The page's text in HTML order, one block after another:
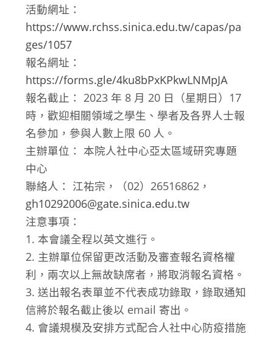
活動網址：
https://www.rchss.sinica.edu.tw/capas/pa
ges/1057
報名網址：
https://forms.gle/4ku8bPxKPkwLNMpJA
報名截止： 2023 年 8 月 20 日（星期日）17
時，歡迎相關領域之學生、學者及各界人士報
名參加，參與人數上限 60 人。
主辦單位： 本院人社中心亞太區域研究專題
中心
聯絡人： 江祐宗，（02）26516862，
gh10292006@gate.sinica.edu.tw
注意事項：
1. 本會議全程以英文進行。
2. 主辦單位保留更改活動及審查報名資格權
利，兩次以上無故缺席者，將取消報名資格。
3. 送出報名表單並不代表成功錄取，錄取通知
信將於報名截止後以 email 寄出。
4. 會議規模及安排方式配合人社中心防疫措施